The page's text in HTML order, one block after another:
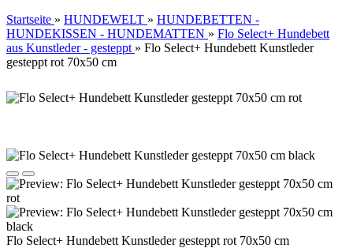
Startseite » HUNDEWELT » HUNDEBETTEN -
HUNDEKISSEN - HUNDEMATTEN » Flo Select+ Hundebett
aus Kunstleder - gesteppt » Flo Select+ Hundebett Kunstleder
gesteppt rot 70x50 cm
Flo Select+ Hundebett Kunstleder gesteppt rot 70x50 cm